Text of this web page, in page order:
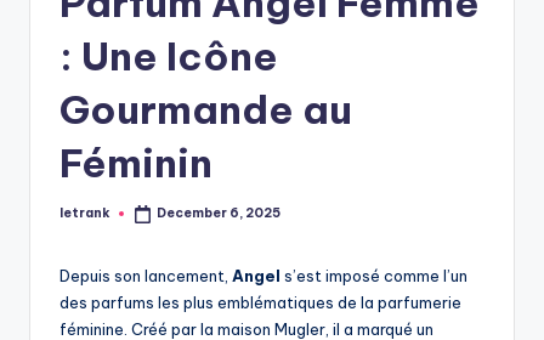
: Une Icône
Gourmande au
Féminin
Posted
letrank December 6, 2025
Depuis son lancement, Angel s’est imposé comme l’un
des parfums les plus emblématiques de la parfumerie
féminine. Créé par la maison Mugler, il a marqué un